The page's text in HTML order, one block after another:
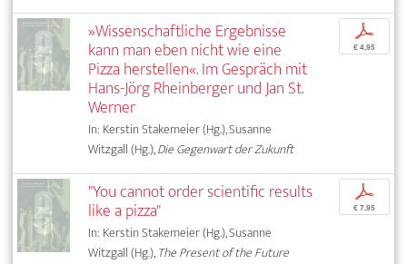
»Wissenschaftliche Ergebnisse
kann man eben nicht wie eine
Pizza herstellen«. Im Gespräch mit
Hans-Jörg Rheinberger und Jan St.
Werner
In: Kerstin Stakemeier (Hg.), Susanne
Witzgall (Hg.),Die Gegenwart der Zukunft
p
€ 4,95
"You cannot order scientific results
like a pizza"
In: Kerstin Stakemeier (Hg.), Susanne
Witzgall (Hg.),The Present of the Future
p
€ 7,95